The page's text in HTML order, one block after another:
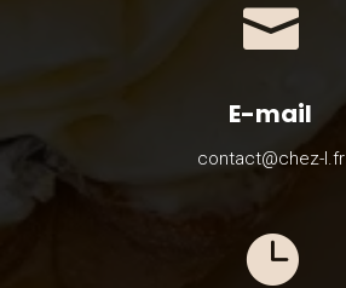

E-mail
contact@chez-l.fr
